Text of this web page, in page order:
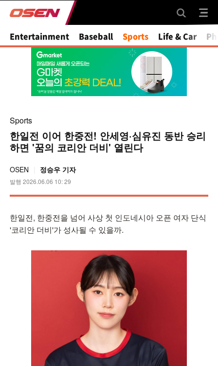
Entertainment Baseball Sports Life & Car
Sports
한일전 이어 한중전! 안세영·심유진 동반 승리
하면 '꿈의 코리안 더비' 열린다
OSEN 정승우 기자
발행 2026.06.06 10: 29
한일전, 한중전을 넘어 사상 첫 인도네시아 오픈 여자 단식
'코리안 더비'가 성사될 수 있을까.